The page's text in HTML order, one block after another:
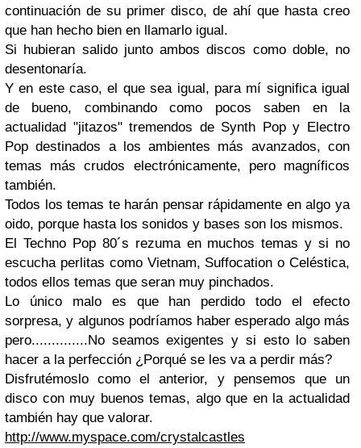
continuación de su primer disco, de ahí que hasta creo
que han hecho bien en llamarlo igual.
Si hubieran salido junto ambos discos como doble, no
desentonaría.
Y en este caso, el que sea igual, para mí significa igual
de bueno, combinando como pocos saben en la
actualidad "jitazos" tremendos de Synth Pop y Electro
Pop destinados a los ambientes más avanzados, con
temas más crudos electrónicamente, pero magníficos
también.
Todos los temas te harán pensar rápidamente en algo ya
oido, porque hasta los sonidos y bases son los mismos.
El Techno Pop 80´s rezuma en muchos temas y si no
escucha perlitas como Vietnam, Suffocation o Celéstica,
todos ellos temas que seran muy pinchados.
Lo único malo es que han perdido todo el efecto
sorpresa, y algunos podríamos haber esperado algo más
pero..............No seamos exigentes y si esto lo saben
hacer a la perfección ¿Porqué se les va a perdir más?
Disfrutémoslo como el anterior, y pensemos que un
disco con muy buenos temas, algo que en la actualidad
también hay que valorar.
http://www.myspace.com/crystalcastles